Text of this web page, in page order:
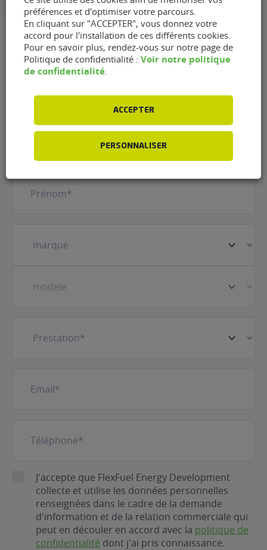
Contacter le garage NHB
Automobiles de Pont-Saint-
Martin (44860)
Nom(Nécessaire)
Prénom(Nécessaire)
véhicule(Nécessaire)
mail(Nécessaire)
RGPDJ'accepte que FlexFuel Energy Development
collecte et utilise les données personnelles
renseignées dans le cadre de la demande
d'information et de la relation commerciale qui
peut en découler en accord avec la politique de
confidentialité dont j'ai pris connaissance.
préférences et d'optimiser votre parcours.
En cliquant sur "ACCEPTER", vous donnez votre
accord pour l'installation de ces différents cookies.
Pour en savoir plus, rendez-vous sur notre page de
Politique de confidentialité : Voir notre politique
de confidentialité.
ACCEPTER
PERSONNALISER